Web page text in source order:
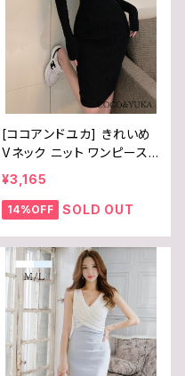
[ココアンドユカ] きれいめ
Vネック ニット ワンピース
長袖 膝丈 タイト セクシー
リブニット ワンピ シンプル
襟 付き ミニワンピ 膝上 丈
M5GZXF1
¥3,165
14%OFF SOLD OUT